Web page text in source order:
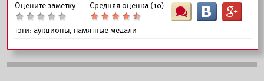
Оцените заметку Средняя оценка (10)
тэги: аукционы, памятные медали
Ш B G